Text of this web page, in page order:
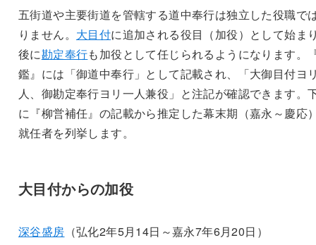
五街道や主要街道を管轄する道中奉行は独立した役職で
りません。 大目付に追加される役目（加役）として始ま
後に勘定奉行も加役として任じられるようになります。
鑑』には「御道中奉行」として記載され、「大御目付ヨ
人、御勘定奉行ヨリ一人兼役」と注記が確認できます。
に『柳営補任』の記載から推定した幕末期（嘉永～慶応
就任者を列挙します。
大目付からの加役
深谷盛房 （弘化2年5月14日～嘉永7年6月20日）